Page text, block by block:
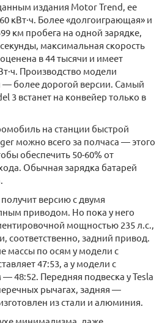
издания Motor Trend, ее
кВт·ч. Более «долгоиграющая» и
км пробега на одной зарядке,
максимальная скорость
в 44 тысячи и имеет
Производство модели
— более дорогой версии. Самый
3 встанет на конвейер только в
на станции быстрой
можно всего за полчаса — этого
обеспечить 50-60% от
Обычная зарядка батарей
версию с двумя
приводом. Но пока у него
мощностью 235 л.с.,
соответственно, задний привод.
массы по осям у модели с
47:53, а у модели с
48:52. Передняя подвеска у Tesla
рычагах, задняя —
из стали и алюминия.